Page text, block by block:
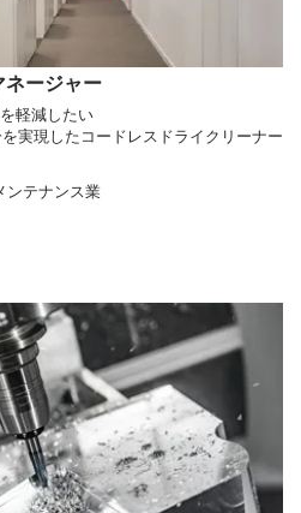
ネージャー
軽減したい
実現したコードレスドライクリーナー
ンテナンス業